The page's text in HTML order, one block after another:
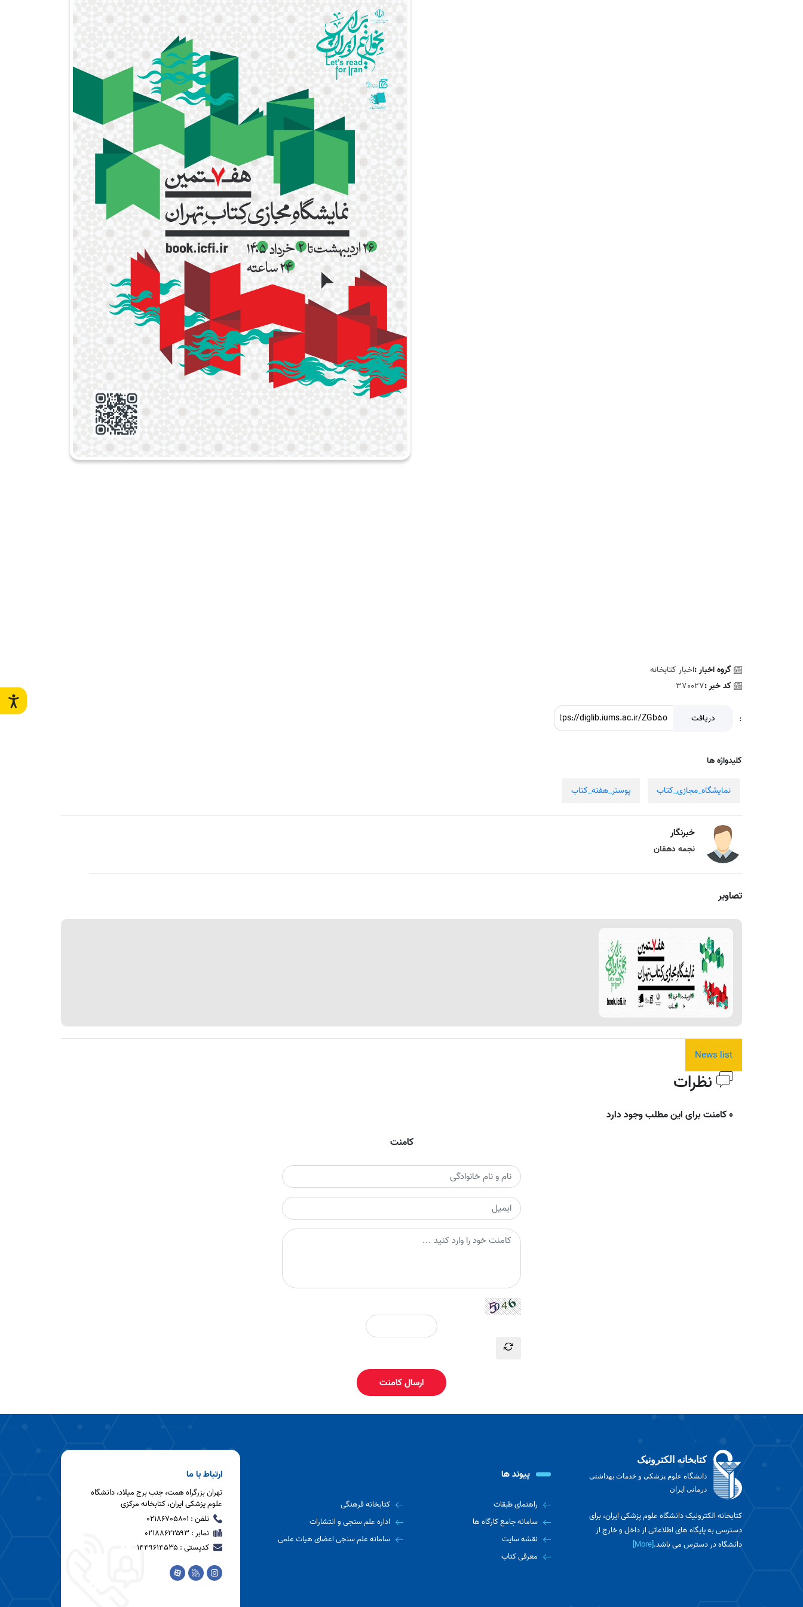
گروه اخبار :اخبار کتابخانه
کد خبر :370027
: دریافت
کلیدواژه ها
نمایشگاه_مجازی_کتاب پوستر_هفته_کتاب
خبرنگار
نجمه دهقان
تصاویر
News list
نظرات
0 کامنت برای این مطلب وجود دارد
کامنت
ارسال کامنت
کتابخانه الکترونیک
دانشگاه علوم پزشکی و خدمات بهداشتی
درمانی ایران
کتابخانه الکترونیک دانشگاه علوم پزشکی ایران، برای
دسترسی به پایگاه های اطلاعاتی از داخل و خارج از
دانشگاه در دسترس می باشد.[More]
پیوند ها
راهنمای طبقات
کتابخانه فرهنگی
سامانه جامع کارگاه ها
اداره علم سنجی و انتشارات
نقشه سایت
سامانه علم سنجی اعضای هیات علمی
معرفی کتاب
ارتباط با ما
تهران بزرگراه همت، جنب برج میلاد، دانشگاه
علوم پزشکی ایران، کتابخانه مرکزی
تلفن : 02186705801
نمابر : 021۸۸۶۲۲۵۹۳
کدپستی : ۱۴۴۹۶۱۴۵۳۵